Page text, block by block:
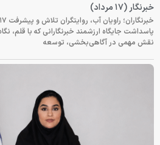
خبرنگار (۱۷ مرداد)
پاسداشت جایگاه ارزشمند خبرنگارانی که با قلم،
نقش مهمی در آگاهی‌بخشی، توسعه